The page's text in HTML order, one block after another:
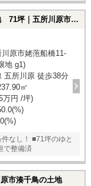
ふるさとタウン五所川原_g1 建築条件なし土地 71坪｜五所川原市姥萢船橋11-19(開発分譲地 g1)の土地
原市姥萢船橋11-
地 g1)
五所川原 徒歩38分
㎡
万円 /坪)
なし！ ■71坪のゆと
で整備済
市湊千鳥の土地